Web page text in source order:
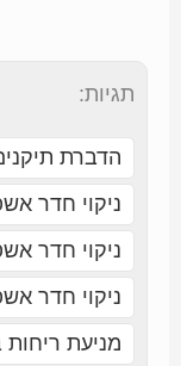
תגיות:
הדברת
ניקוי חדר
ניקוי חדר
ניקוי חדר
מניעת